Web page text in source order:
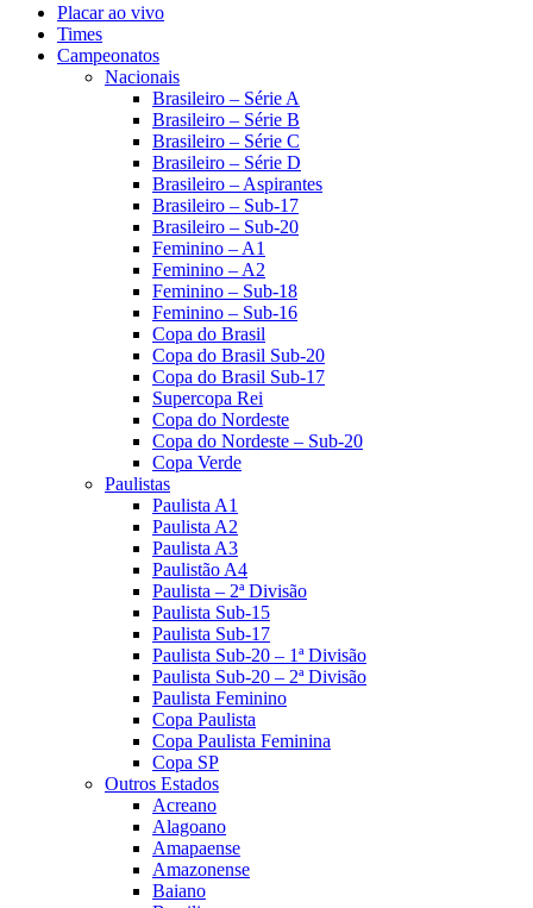
Placar ao vivo
Times
Campeonatos
Nacionais
Brasileiro – Série A
Brasileiro – Série B
Brasileiro – Série C
Brasileiro – Série D
Brasileiro – Aspirantes
Brasileiro – Sub-17
Brasileiro – Sub-20
Feminino – A1
Feminino – A2
Feminino – Sub-18
Feminino – Sub-16
Copa do Brasil
Copa do Brasil Sub-20
Copa do Brasil Sub-17
Supercopa Rei
Copa do Nordeste
Copa do Nordeste – Sub-20
Copa Verde
Paulistas
Paulista A1
Paulista A2
Paulista A3
Paulistão A4
Paulista – 2ª Divisão
Paulista Sub-15
Paulista Sub-17
Paulista Sub-20 – 1ª Divisão
Paulista Sub-20 – 2ª Divisão
Paulista Feminino
Copa Paulista
Copa Paulista Feminina
Copa SP
Outros Estados
Acreano
Alagoano
Amapaense
Amazonense
Baiano